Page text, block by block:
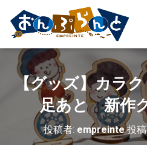
【グッズ】カラ
足あと 新作
投稿者: empreinte投